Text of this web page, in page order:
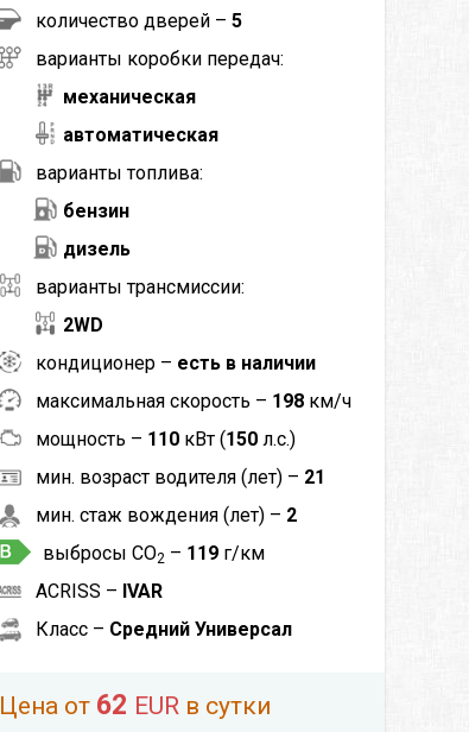
количество дверей – 5
варианты коробки передач:
механическая
автоматическая
варианты топлива:
бензин
дизель
варианты трансмиссии:
2WD
кондиционер – есть в наличии
максимальная скорость – 198 км/ч
мощность – 110 кВт (150л.с.)
мин. возраст водителя (лет) – 21
мин. стаж вождения (лет) – 2
выбросы CO2 – 119 г/км
ACRISS – IVAR
Класс – Средний Универсал
Цена от 62 EUR в сутки